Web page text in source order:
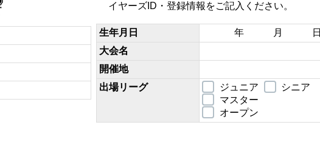
イヤーズID・登録情報をご記入ください。
生年月日
年 月 日
大会名
開催地
出場リーグ
ジュニア
シニア
マスター
オープン